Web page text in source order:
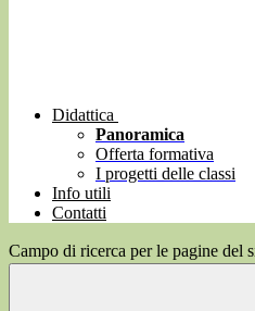
Didattica
Panoramica
Offerta formativa
I progetti delle classi
Info utili
Contatti
Campo di ricerca per le pagine del